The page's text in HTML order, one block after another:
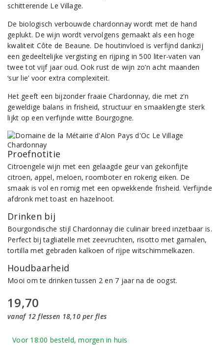
schitterende Le Village.
De biologisch verbouwde chardonnay wordt met de hand
geplukt. De wijn wordt vervolgens gemaakt als een hoge
kwaliteit Côte de Beaune. De houtinvloed is verfijnd dankzij
een gedeeltelijke vergisting en rijping in 500 liter-vaten van
twee tot vijf jaar oud. Ook rust de wijn zo’n acht maanden
‘sur lie’ voor extra complexiteit.
Het geeft een bijzonder fraaie Chardonnay, die met z'n
geweldige balans in frisheid, structuur en smaaklengte sterk
lijkt op een verfijnde witte Bourgogne.
Proefnotitie
Citroengele wijn met een gelaagde geur van gekonfijte
citroen, appel, meloen, roomboter en rokerig eiken. De
smaak is vol en romig met een opwekkende frisheid. Verfijnde
afdronk met toast en hazelnoot.
Drinken bij
Bourgondische stijl Chardonnay die culinair breed inzetbaar is.
Perfect bij tagliatelle met zeevruchten, risotto met garnalen,
tortilla met gebraden kalkoen of rijpe witschimmelkazen.
Houdbaarheid
Mooi om te drinken tussen 2 en 7 jaar na de oogst.
19,70
vanaf 12 flessen 18,10 per fles
Voor 18:00 besteld, morgen in huis